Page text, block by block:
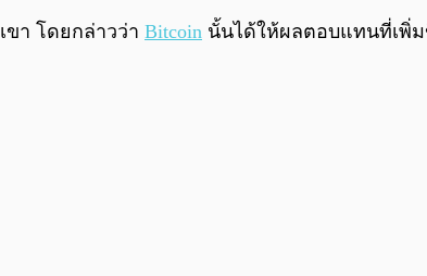
ขา โดยกล่าวว่า Bitcoin นั้นได้ให้ผลตอบแทนที่เพิ่